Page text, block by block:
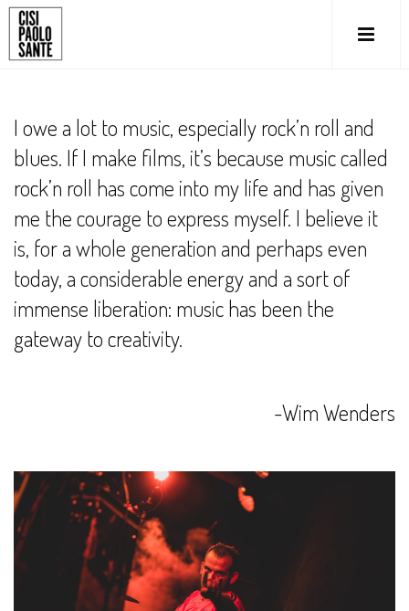
I owe a lot to music, especially rock’n roll and
blues. If I make films, it’s because music called
rock’n roll has come into my life and has given
me the courage to express myself. I believe it
is, for a whole generation and perhaps even
today, a considerable energy and a sort of
immense liberation: music has been the
gateway to creativity.
-Wim Wenders